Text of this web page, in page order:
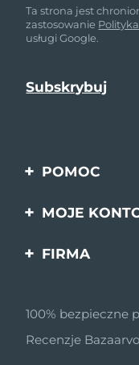
Ta strona jest
zastosowanie
usługi Google.
POMOC
Kontakt
MOJE
FIRMA
Program
Wiadomości
100% bezpieczne
Recenzje